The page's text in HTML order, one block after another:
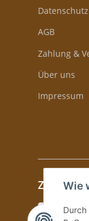
Datenschutz
AGB
Zahlung &
Über uns
Impressum
Zahlung
Wie
Durch